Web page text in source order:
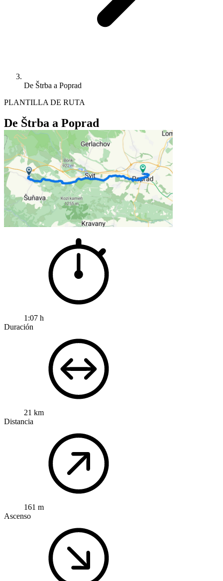
De Štrba a Poprad
PLANTILLA DE RUTA
De Štrba a Poprad
1:07 h
Duración
21 km
Distancia
161 m
Ascenso